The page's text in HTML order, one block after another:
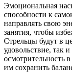
Эмоциональная
способности к
направлять свою
занятия, чтобы
Стрельцы будут в
удовольствие, так
осмотрительность
им сохранить